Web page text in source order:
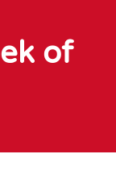
of